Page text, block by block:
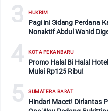
3 HUKRIM
Pagi ini Sidang Perdana
Nonaktif Abdul Wahid
4 KOTA PEKANBARU
Promo Halal Bi Halal
Mulai Rp125 Ribu!
5 SUMATERA BARAT
Hindari Macet! Dirlantas